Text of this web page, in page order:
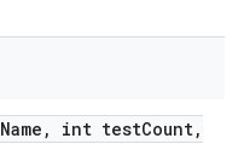
Name , int testCount,